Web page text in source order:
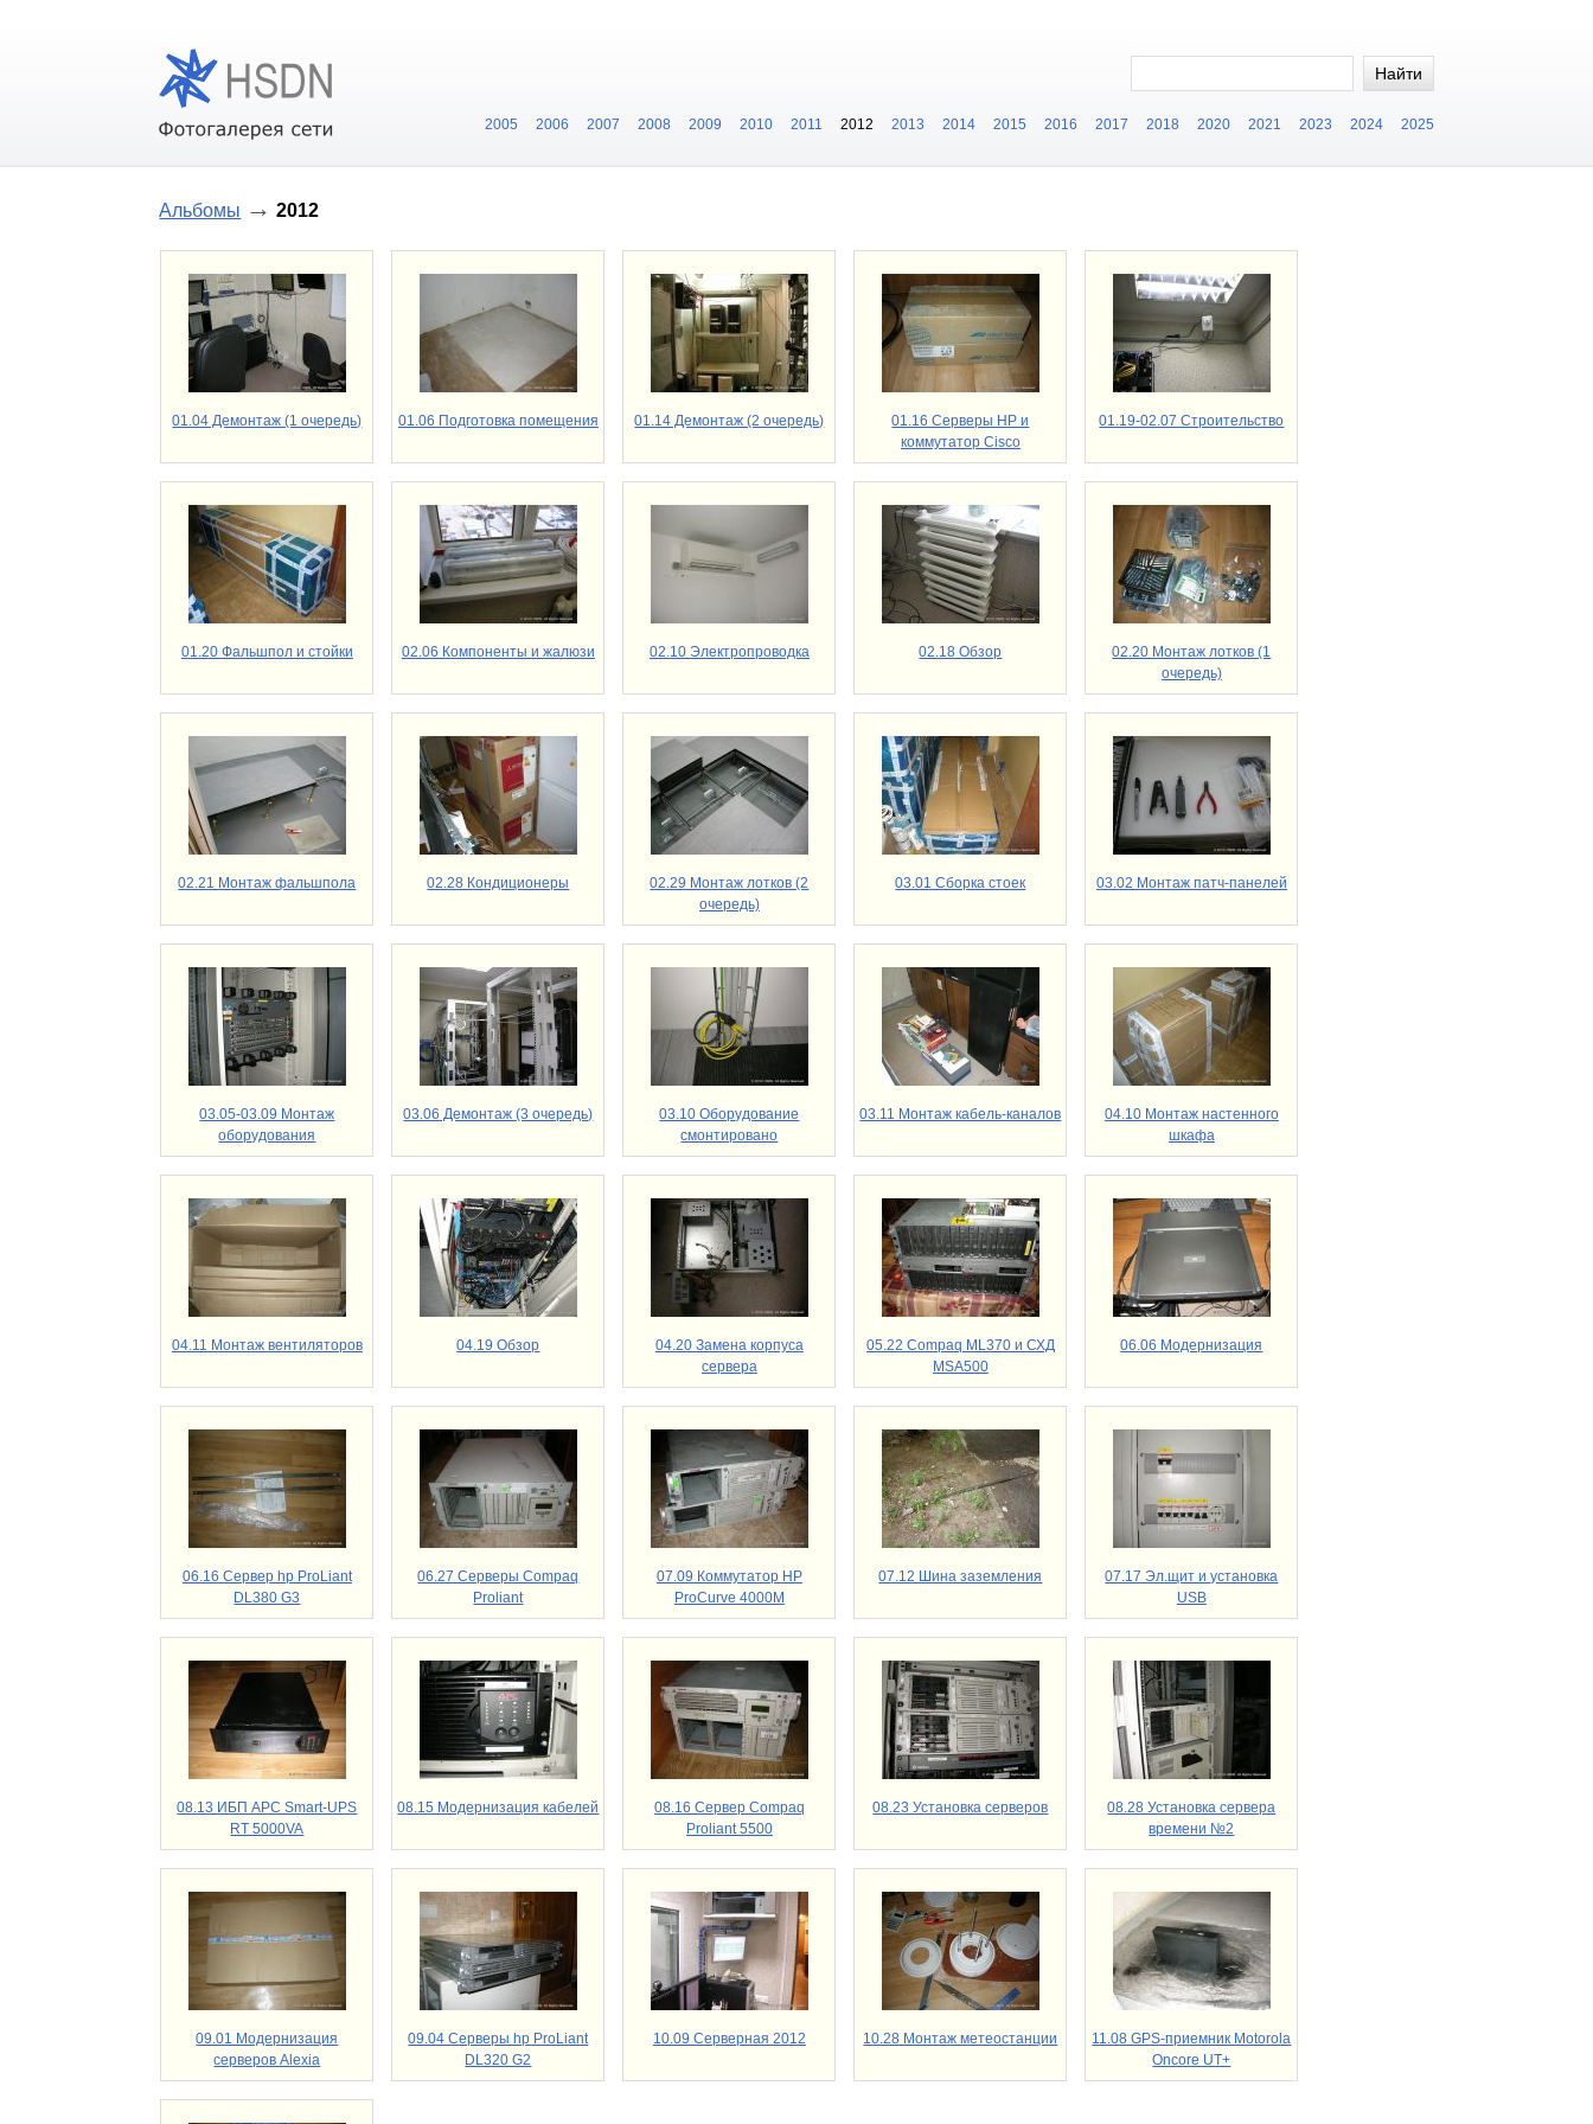
2025
2024
2023
2021
2020
2018
2017
2016
2015
2014
2013
2012
2011
2010
2009
2008
2007
2006
2005
Альбомы → 2012
01.04 Демонтаж (1 очередь) 01.06 Подготовка помещения 01.14 Демонтаж (2 очередь)
01.16 Серверы HP и
коммутатор Cisco
01.19-02.07 Строительство
01.20 Фальшпол и стойки 02.06 Компоненты и жалюзи 02.10 Электропроводка 02.18 Обзор
02.20 Монтаж лотков (1
очередь)
02.21 Монтаж фальшпола 02.28 Кондиционеры
02.29 Монтаж лотков (2
очередь)
03.01 Сборка стоек 03.02 Монтаж патч-панелей
03.05-03.09 Монтаж
оборудования
03.06 Демонтаж (3 очередь)
03.10 Оборудование
смонтировано
03.11 Монтаж кабель-каналов
04.10 Монтаж настенного
шкафа
04.11 Монтаж вентиляторов 04.19 Обзор
04.20 Замена корпуса
сервера
05.22 Compaq ML370 и СХД
MSA500
06.06 Модернизация
06.16 Сервер hp ProLiant
DL380 G3
06.27 Серверы Compaq
Proliant
07.09 Коммутатор HP
ProCurve 4000M
07.12 Шина заземления
07.17 Эл.щит и установка
USB
08.13 ИБП APC Smart-UPS
RT 5000VA
08.15 Модернизация кабелей
08.16 Сервер Compaq
Proliant 5500
08.23 Установка серверов
08.28 Установка сервера
времени №2
09.01 Модернизация
серверов Alexia
09.04 Серверы hp ProLiant
DL320 G2
10.09 Серверная 2012 10.28 Монтаж метеостанции
11.08 GPS-приемник Motorola
Oncore UT+